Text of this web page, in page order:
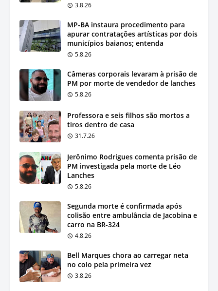
3.8.26
MP-BA instaura procedimento para
apurar contratações artísticas por dois
municípios baianos; entenda
5.8.26
Câmeras corporais levaram à prisão de
PM por morte de vendedor de lanches
5.8.26
Professora e seis filhos são mortos a
tiros dentro de casa
31.7.26
Jerônimo Rodrigues comenta prisão de
PM investigada pela morte de Léo
Lanches
5.8.26
Segunda morte é confirmada após
colisão entre ambulância de Jacobina e
carro na BR-324
4.8.26
Bell Marques chora ao carregar neta
no colo pela primeira vez
3.8.26